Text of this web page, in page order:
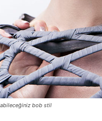
bob stil